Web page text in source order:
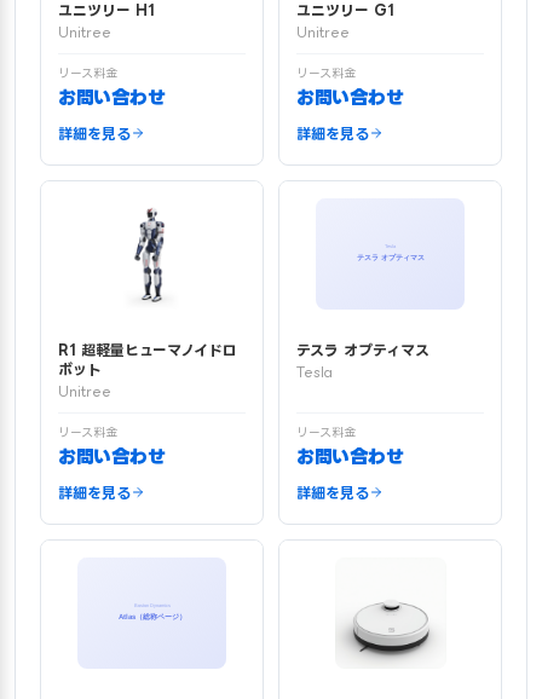
ユニツリー H1
Unitree
リース料金
お問い合わせ
詳細を見る
ユニツリー G1
Unitree
リース料金
お問い合わせ
詳細を見る
R1 超軽量ヒューマノイドロ
ボット
Unitree
リース料金
お問い合わせ
詳細を見る
テスラ オプティマス
Tesla
リース料金
お問い合わせ
詳細を見る